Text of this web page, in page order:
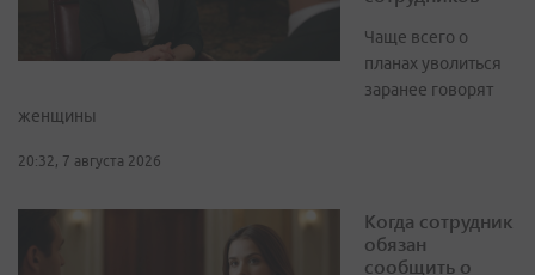
Чаще всего о
планах уволиться
заранее говорят
женщины
20:32, 7 августа 2026
Когда сотрудник
обязан
сообщить о